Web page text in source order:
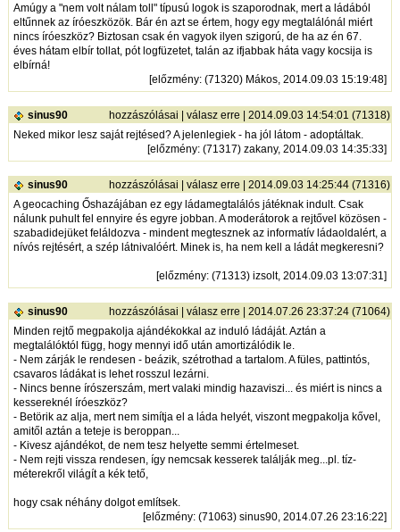
Amúgy a "nem volt nálam toll" típusú logok is szaporodnak, mert a ládából
eltűnnek az íróeszközök. Bár én azt se értem, hogy egy megtalálónál miért
nincs íróeszköz? Biztosan csak én vagyok ilyen szigorú, de ha az én 67.
éves hátam elbír tollat, pót logfüzetet, talán az ifjabbak háta vagy kocsija is
elbírná!
[előzmény: (71320) Mákos, 2014.09.03 15:19:48]
sinus90 hozzászólásai |válasz erre | 2014.09.03 14:54:01 (71318)
Neked mikor lesz saját rejtésed? A jelenlegiek - ha jól látom - adoptáltak.
[előzmény: (71317) zakany, 2014.09.03 14:35:33]
sinus90 hozzászólásai |válasz erre | 2014.09.03 14:25:44 (71316)
A geocaching Őshazájában ez egy ládamegtalálós játéknak indult. Csak
nálunk puhult fel ennyire és egyre jobban. A moderátorok a rejtővel közösen -
szabadidejüket feláldozva - mindent megtesznek az informatív ládaoldalért, a
nívós rejtésért, a szép látnivalóért. Minek is, ha nem kell a ládát megkeresni?
[előzmény: (71313) izsolt, 2014.09.03 13:07:31]
sinus90 hozzászólásai |válasz erre | 2014.07.26 23:37:24 (71064)
Minden rejtő megpakolja ajándékokkal az induló ládáját. Aztán a
megtalálóktól függ, hogy mennyi idő után amortizálódik le.
- Nem zárják le rendesen - beázik, szétrothad a tartalom. A füles, pattintós,
csavaros ládákat is lehet rosszul lezárni.
- Nincs benne írószerszám, mert valaki mindig hazaviszi... és miért is nincs a
kessereknél íróeszköz?
- Betörik az alja, mert nem simítja el a láda helyét, viszont megpakolja kővel,
amitől aztán a teteje is beroppan...
- Kivesz ajándékot, de nem tesz helyette semmi értelmeset.
- Nem rejti vissza rendesen, így nemcsak kesserek találják meg...pl. tíz-
méterekről világít a kék tető,
hogy csak néhány dolgot említsek.
[előzmény: (71063) sinus90, 2014.07.26 23:16:22]